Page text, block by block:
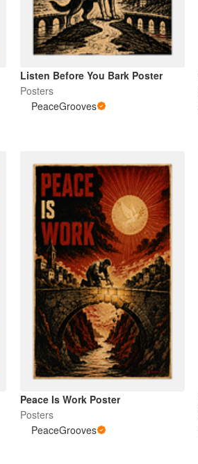
Listen Before You Bark Poster
Posters
PeaceGrooves
Peace Is Work Poster
Posters
PeaceGrooves